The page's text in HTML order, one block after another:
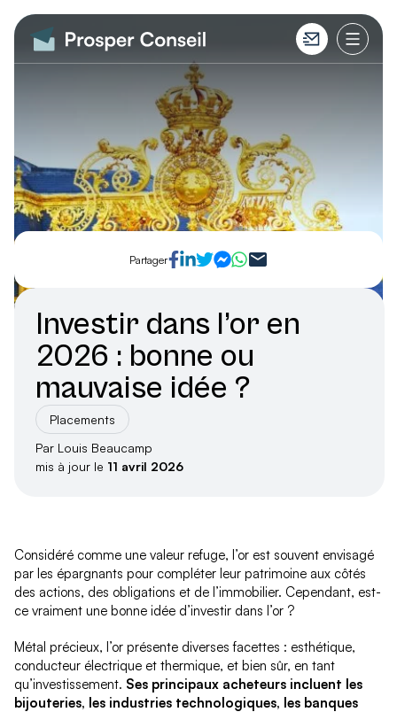
Partager
Investir dans l’or en
2026 : bonne ou
mauvaise idée ?
Placements
Par Louis Beaucamp
mis à jour le 11 avril 2026
Considéré comme une valeur refuge, l’or est souvent envisagé
par les épargnants pour compléter leur patrimoine aux côtés
des actions, des obligations et de l’immobilier. Cependant, est-
ce vraiment une bonne idée d’investir dans l’or ?
Métal précieux, l’or présente diverses facettes : esthétique,
conducteur électrique et thermique, et bien sûr, en tant
qu’investissement. Ses principaux acheteurs incluent les
bijouteries, les industries technologiques, les banques